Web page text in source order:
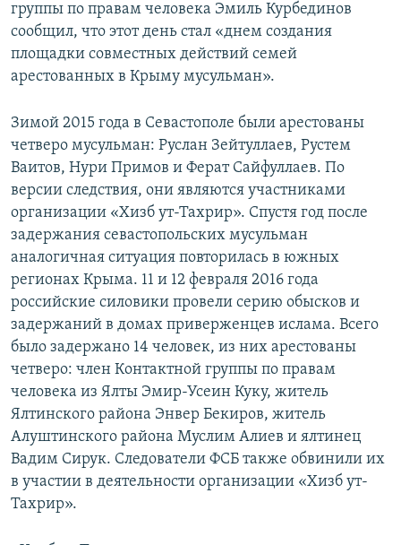
группы по правам человека Эмиль Курбединов
сообщил, что этот день стал «днем создания
площадки совместных действий семей
арестованных в Крыму мусульман».
Зимой 2015 года в Севастополе были арестованы
четверо мусульман: Руслан Зейтуллаев, Рустем
Ваитов, Нури Примов и Ферат Сайфуллаев. По
версии следствия, они являются участниками
организации «Хизб ут-Тахрир». Спустя год после
задержания севастопольских мусульман
аналогичная ситуация повторилась в южных
регионах Крыма. 11 и 12 февраля 2016 года
российские силовики провели серию обысков и
задержаний в домах приверженцев ислама. Всего
было задержано 14 человек, из них арестованы
четверо: член Контактной группы по правам
человека из Ялты Эмир-Усеин Куку, житель
Ялтинского района Энвер Бекиров, житель
Алуштинского района Муслим Алиев и ялтинец
Вадим Сирук. Следователи ФСБ также обвинили их
в участии в деятельности организации «Хизб ут-
Тахрир».